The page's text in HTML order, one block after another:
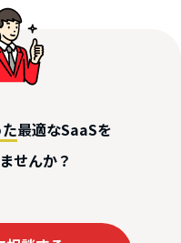
最適なSaaSを
せんか？